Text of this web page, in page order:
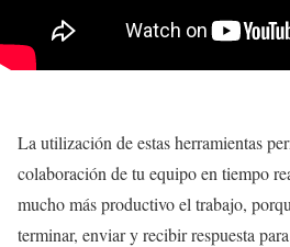
La utilización de estas herramientas
colaboración de tu equipo en tiempo
mucho más productivo el trabajo,
terminar, enviar y recibir respuesta